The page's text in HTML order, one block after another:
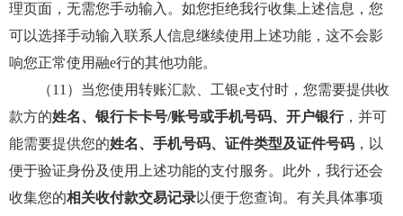
理页面，无需您手动输入。如您拒绝我行收集上述信息，您
可以选择手动输入联系人信息继续使用上述功能，这不会影
响您正常使用融e行的其他功能。
（11）当您使用转账汇款、工银e支付时，您需要提供收
款方的姓名、银行卡卡号/账号或手机号码、开户银行，并可
能需要提供您的姓名、手机号码、证件类型及证件号码 ，以
便于验证身份及使用上述功能的支付服务。此外，我行还会
收集您的相关收付款交易记录以便于您查询。有关具体事项